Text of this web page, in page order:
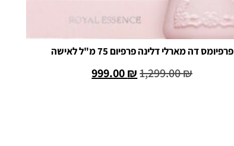
פרפיומס דה מארלי דלינה פרפיום 75 מ"ל לאישה
1,299.00₪
999.00₪